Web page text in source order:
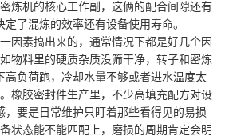
炼机的核心工作副，这俩的配合间隙还有
了混炼的效率还有设备使用寿命。
因素搞出来的，通常情况下都是好几个因
物料里的硬质杂质没筛干净，转子和密炼
高负荷跑，冷却水量不够或者进水温度太
橡胶密封件生产里，不少高填充配方对设
，要是日常维护只盯着那些看得见的易损
状态能不能匹配上，磨损的周期肯定会明